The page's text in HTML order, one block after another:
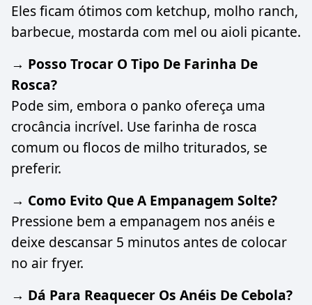
Eles ficam ótimos com ketchup, molho ranch,
barbecue, mostarda com mel ou aioli picante.
→ Posso Trocar O Tipo De Farinha De
Rosca?
Pode sim, embora o panko ofereça uma
crocância incrível. Use farinha de rosca
comum ou flocos de milho triturados, se
preferir.
→ Como Evito Que A Empanagem Solte?
Pressione bem a empanagem nos anéis e
deixe descansar 5 minutos antes de colocar
no air fryer.
→ Dá Para Reaquecer Os Anéis De Cebola?